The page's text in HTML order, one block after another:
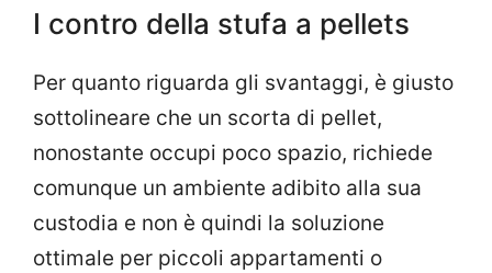
I contro della stufa a pellets
Per quanto riguarda gli svantaggi, è giusto
sottolineare che un scorta di pellet,
nonostante occupi poco spazio, richiede
comunque un ambiente adibito alla sua
custodia e non è quindi la soluzione
ottimale per piccoli appartamenti o